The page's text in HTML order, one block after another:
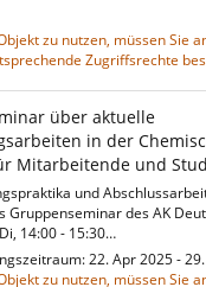
zu nutzen, müssen Sie
Zugriffsrechte
über aktuelle
in der
Mitarbeitende und
und
Gruppenseminar des AK
14:00 - 15:30…
22. Apr 2025 - 29.
zu nutzen, müssen Sie